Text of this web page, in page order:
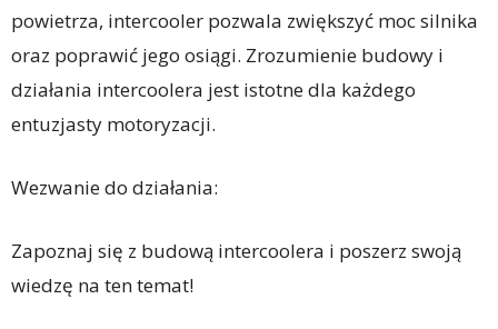
powietrza, intercooler pozwala zwiększyć moc silnika
oraz poprawić jego osiągi. Zrozumienie budowy i
działania intercoolera jest istotne dla każdego
entuzjasty motoryzacji.
Wezwanie do działania:
Zapoznaj się z budową intercoolera i poszerz swoją
wiedzę na ten temat!